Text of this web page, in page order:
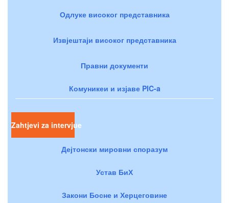
Одлуке високог представника
Извјештаји високог представника
Правни документи
Комуникеи и изјаве PIC-a
Zahtjevi za intervjue
Дејтонски мировни споразум
Устав БиХ
Закони Босне и Херцеговине